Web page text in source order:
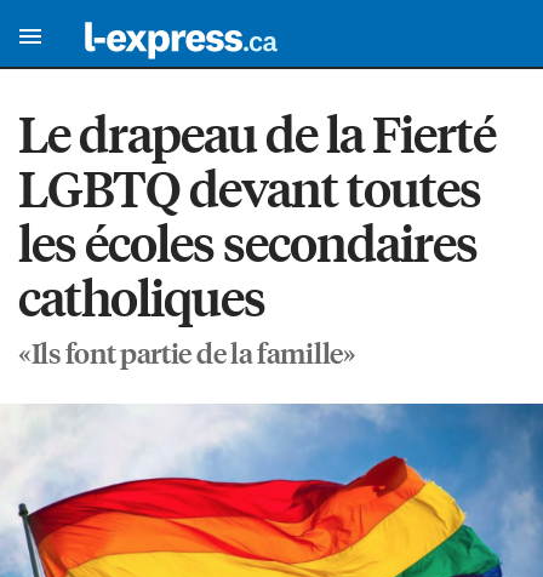
Le drapeau de la Fierté
LGBTQ devant toutes
les écoles secondaires
catholiques
«Ils font partie de la famille»